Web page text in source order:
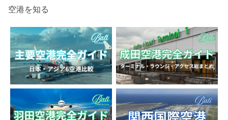
空港を知る